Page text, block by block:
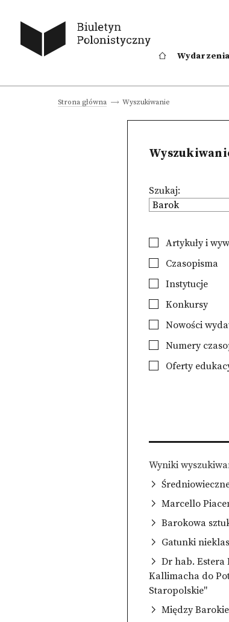
Wydarzenia
Strona główna Wyszukiwanie
Szukaj:
Artykuły i
Czasopisma
Instytucje
Konkursy
Nowości
Numery
Oferty
Wyniki
Marcello
Barokowa
Gatunki
Dr hab. Estera
Kallimacha do
Staropolskie"
Między